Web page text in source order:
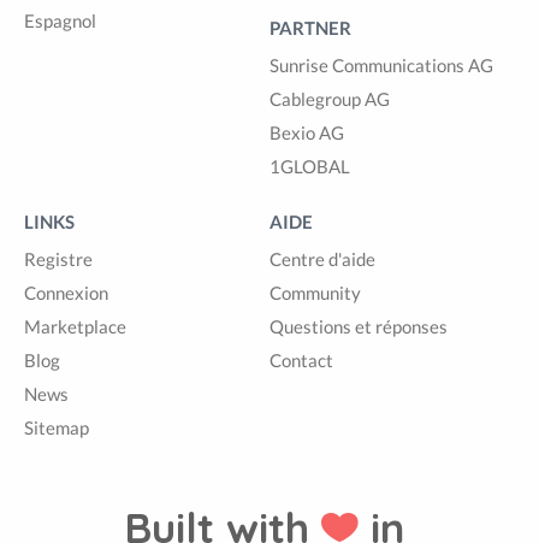
Espagnol
PARTNER
Sunrise Communications AG
Cablegroup AG
Bexio AG
1GLOBAL
LINKS
Registre
Connexion
Marketplace
Blog
News
Sitemap
AIDE
Centre d'aide
Community
Questions et réponses
Contact
Built with in